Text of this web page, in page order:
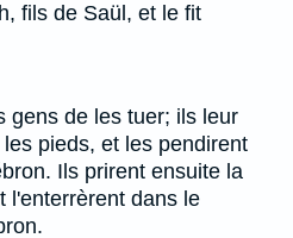
fils de Saül, et le fit
gens de les tuer; ils leur
pieds, et les pendirent
Ils prirent ensuite la
l'enterrèrent dans le